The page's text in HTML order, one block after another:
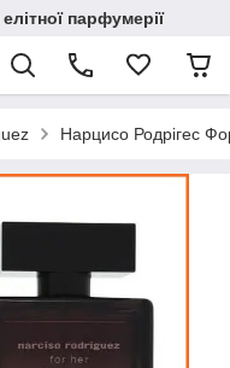
парфумерії
Нарцисо Родрігес